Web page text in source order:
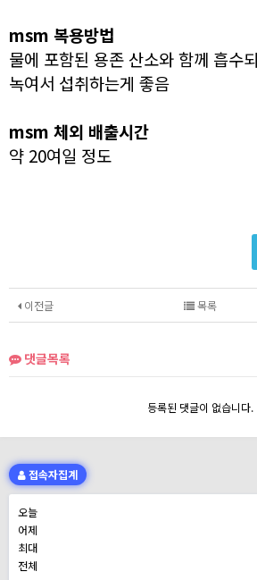
msm 복용방법
물에 포함된 용존 산소와 함께 흡수
녹여서 섭취하는게 좋음
msm 체외 배출시간
약 20여일 정도
이전글 목록
댓글목록
등록된 댓글이 없습니다.
접속자집계
오늘
어제
최대
전체